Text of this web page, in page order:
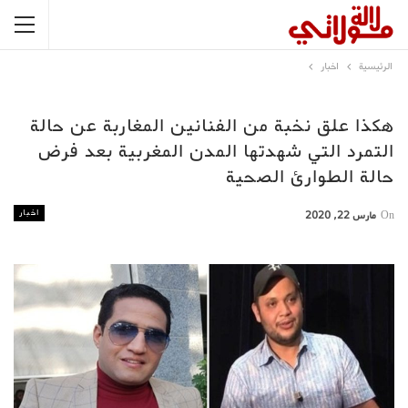
الرئيسية اخبار
هكذا علق نخبة من الفنانين المغاربة عن حالة
التمرد التي شهدتها المدن المغربية بعد فرض
حالة الطوارئ الصحية
اخبار On مارس 22, 2020